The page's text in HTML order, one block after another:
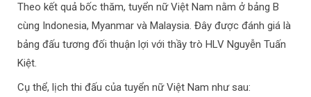
Theo kết quả bốc thăm, tuyển nữ Việt Nam nằm ở bảng B
cùng Indonesia, Myanmar và Malaysia. Đây được đánh giá là
bảng đấu tương đối thuận lợi với thầy trò HLV Nguyễn Tuấn
Kiệt.
Cụ thể, lịch thi đấu của tuyển nữ Việt Nam như sau: